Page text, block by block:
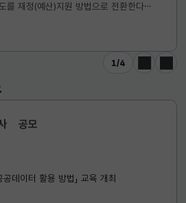
를 재정(예산)지원 방법으로 전환한다고
1/4
이전 다음
데이터 활용 방법」 교육 개최
공모